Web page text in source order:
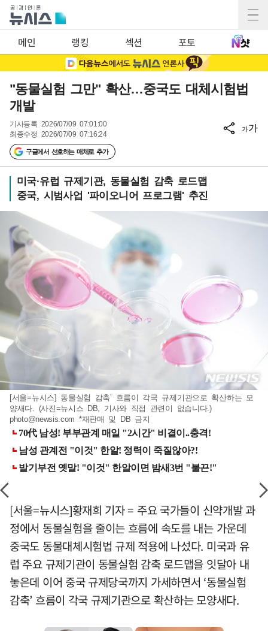
메인 랭킹 섹션 포토
"동물실험 그만" 확산…중국도 대체시험법
개발
기사등록 2026/07/09 07:01:00
최종수정 2026/07/09 07:16:24
구글에서 선호하는 매체로 추가
가가
미국·유럽 규제기관, 동물실험 감축 로드맵
중국, 시범사업 '파이오니어 프로그램' 추진
[서울=뉴시스] 동물실험 감축’ 흐름이 각국 규제기관으로 확산하는 모
양새다. (사진=뉴시스 DB, 기사와 직접 관련이 없습니다.)
photo@newsis.com *재판매 및 DB 금지
[서울=뉴시스]황재희 기자 = 주요 국가들이 신약개발 과
정에서 동물실험을 줄이는 흐름에 속도를 내는 가운데
중국도 동물대체시험법 규제 적용에 나섰다. 미국과 유
럽 주요 규제기관이 동물실험 감축 로드맵을 잇달아 내
놓은데 이어 중국 규제당국까지 가세하면서 ‘동물실험
감축’ 흐름이 각국 규제기관으로 확산하는 모양새다.